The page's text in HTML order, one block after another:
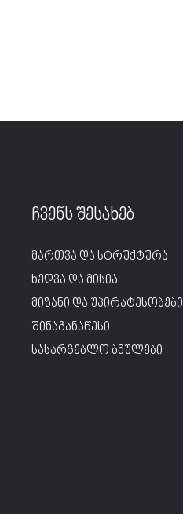
ჩვენს შესახებ
მართვა და სტრუქტურა
ხედვა და მისია
მიზანი და უპირატესობები
შინაგანაწესი
სასარგებლო ბმულები